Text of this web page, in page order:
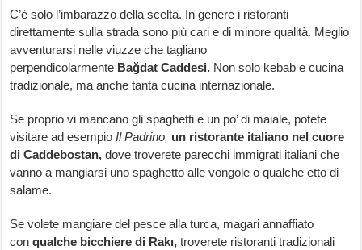
C’è solo l’imbarazzo della scelta. In genere i ristoranti
direttamente sulla strada sono più cari e di minore qualità. Meglio
avventurarsi nelle viuzze che tagliano
perpendicolarmente Bağdat Caddesi. Non solo kebab e cucina
tradizionale, ma anche tanta cucina internazionale.
Se proprio vi mancano gli spaghetti e un po’ di maiale, potete
visitare ad esempioIl Padrino, un ristorante italiano nel cuore
di Caddebostan,dove troverete parecchi immigrati italiani che
vanno a mangiarsi uno spaghetto alle vongole o qualche etto di
salame.
Se volete mangiare del pesce alla turca, magari annaffiato
conqualche bicchiere di Rakı,troverete ristoranti tradizionali